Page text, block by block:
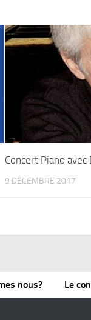
Concert Piano
9 DÉCEMBRE 2017
nous? Le